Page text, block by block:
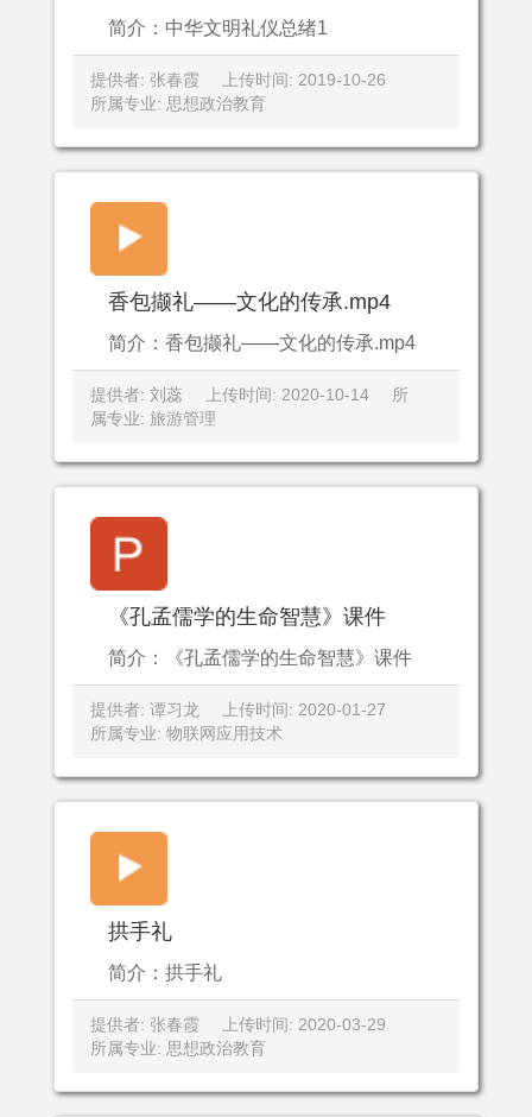
简介：中华文明礼仪总绪1
提供者: 张春霞
上传时间: 2019-10-26
所属专业: 思想政治教育
香包撷礼——文化的传承.mp4
简介：香包撷礼——文化的传承.mp4
提供者: 刘蕊 上传时间: 2020-10-14
所
属专业: 旅游管理
《孔孟儒学的生命智慧》课件
简介：《孔孟儒学的生命智慧》课件
提供者: 谭习龙
上传时间: 2020-01-27
所属专业: 物联网应用技术
拱手礼
简介：拱手礼
提供者: 张春霞
上传时间: 2020-03-29
所属专业: 思想政治教育